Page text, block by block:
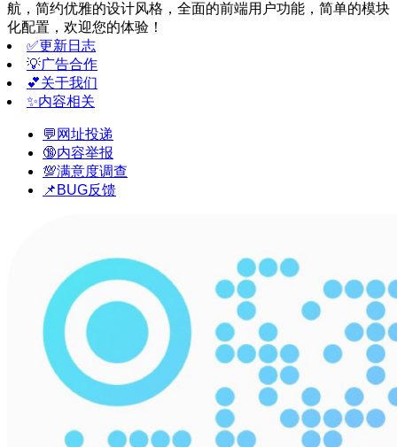
航，简约优雅的设计风格，全面的前端用户功能，简单的模块
化配置，欢迎您的体验！
✅更新日志
💡广告合作
💕关于我们
✨内容相关
💬网址投递
🔞内容举报
💯满意度调查
📌BUG反馈